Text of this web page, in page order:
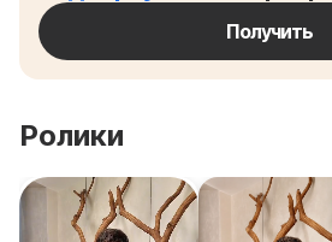
Получить
Ролики